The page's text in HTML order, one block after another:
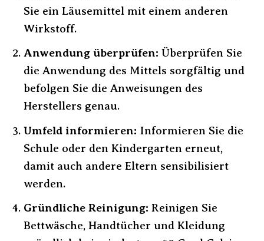
Sie ein Läusemittel mit einem anderen
Wirkstoff.
Anwendung überprüfen: Überprüfen Sie
die Anwendung des Mittels sorgfältig und
befolgen Sie die Anweisungen des
Herstellers genau.
Umfeld informieren: Informieren Sie die
Schule oder den Kindergarten erneut,
damit auch andere Eltern sensibilisiert
werden.
Gründliche Reinigung: Reinigen Sie
Bettwäsche, Handtücher und Kleidung